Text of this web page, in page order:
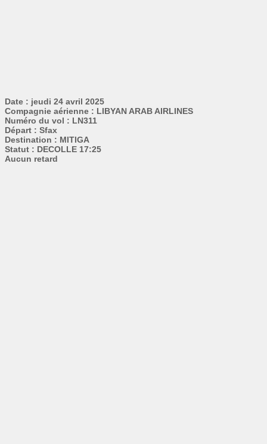
Date : jeudi 24 avril 2025
Compagnie aérienne : LIBYAN ARAB AIRLINES
Numéro du vol : LN311
Départ : Sfax
Destination : MITIGA
Statut : DECOLLE 17:25
Aucun retard